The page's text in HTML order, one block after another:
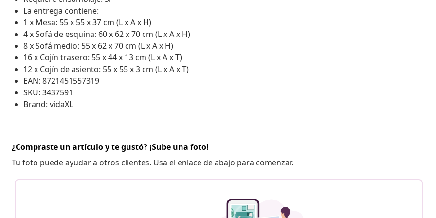
La entrega contiene:
1 x Mesa: 55 x 55 x 37 cm (L x A x H)
4 x Sofá de esquina: 60 x 62 x 70 cm (L x A x H)
8 x Sofá medio: 55 x 62 x 70 cm (L x A x H)
16 x Cojín trasero: 55 x 44 x 13 cm (L x A x T)
12 x Cojín de asiento: 55 x 55 x 3 cm (L x A x T)
EAN: 8721451557319
SKU: 3437591
Brand: vidaXL
¿Compraste un artículo y te gustó? ¡Sube una foto!
Tu foto puede ayudar a otros clientes. Usa el enlace de abajo para comenzar.